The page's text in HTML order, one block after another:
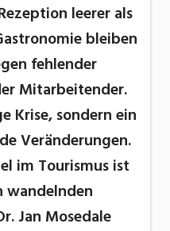
leerer als
bleiben
fehlender
Mitarbeitender.
Krise, sondern ein
Veränderungen.
im Tourismus ist
wandelnden
Jan Mosedale